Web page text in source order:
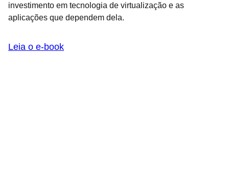
investimento em tecnologia de virtualização e as
aplicações que dependem dela.
Leia o e-book